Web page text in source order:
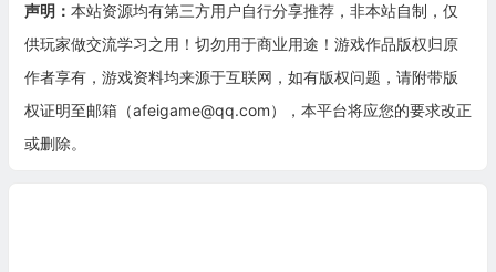
声明： 本站资源均有第三方用户自行分享推荐，非本站自制，仅
供玩家做交流学习之用！切勿用于商业用途！游戏作品版权归原
作者享有，游戏资料均来源于互联网，如有版权问题，请附带版
权证明至邮箱（afeigame@qq.com），本平台将应您的要求改正
或删除。